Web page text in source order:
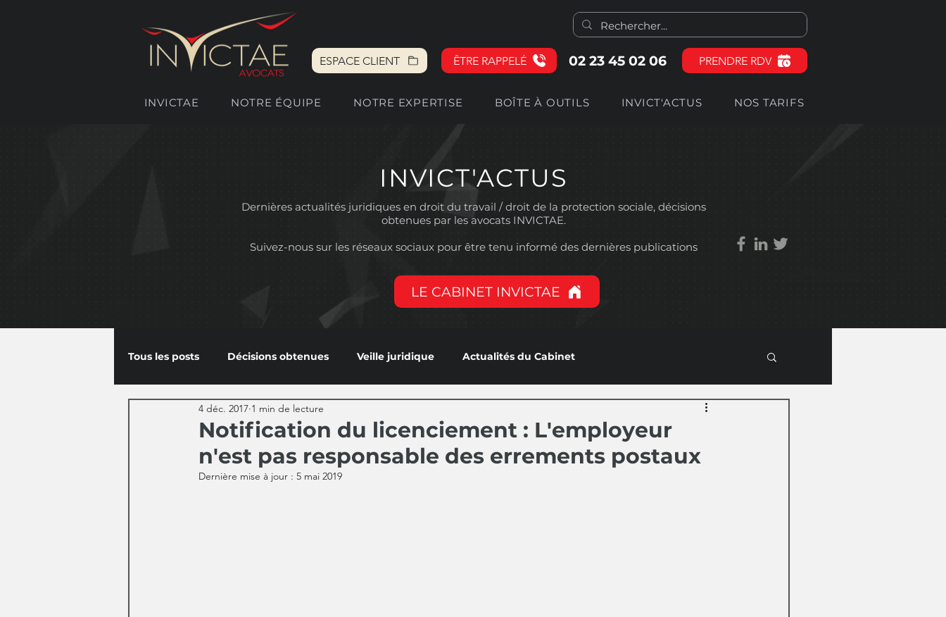
ESPACE CLIENT ÊTRE RAPPELÉ PRENDRE RDV
02 23 45 02 06
INVICTAE NOTRE ÉQUIPE NOTRE EXPERTISE BOÎTE À OUTILS INVICT'ACTUS NOS TARIFS
INVICT'ACTUS
Dernières actualités juridiques en droit du travail / droit de la protection sociale, décisions
obtenues par les avocats INVICTAE.
Suivez-nous sur les réseaux sociaux pour être tenu informé des dernières publications
LE CABINET INVICTAE
Tous les posts Décisions obtenues Veille juridique Actualités du Cabinet
Notification du licenciement : L'employeur
n'est pas responsable des errements postaux
4 déc. 2017 1 min de lecture
Dernière mise à jour : 5 mai 2019